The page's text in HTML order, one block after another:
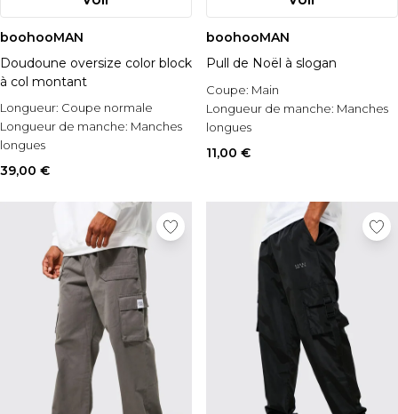
boohooMAN
Doudoune oversize color block
à col montant
Longueur: Coupe normale
Longueur de manche: Manches
longues
Style: Manteau doudoune
39,00 €
boohooMAN
Pull de Noël à slogan
Coupe: Main
Longueur de manche: Manches
longues
Occasion:
11,00 €